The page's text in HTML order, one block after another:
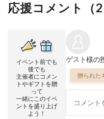
応援コメント（2
イベント前でも
後でも
主催者にコメン
トやギフトを贈
って
一緒にこのイベ
ントを盛り上げ
よう！
ゲスト様の
贈られた